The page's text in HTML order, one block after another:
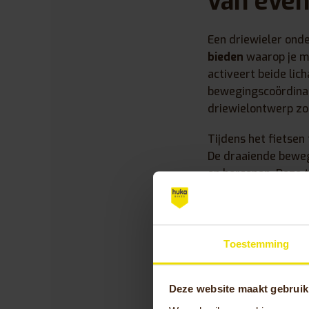
Toestemming
Deze website maakt
Een driewieler
bieden waarop je
activeert beide
driewielontwerp
Tijdens het fietsen
De draaiende
en hersenen.
door ziekte of
Ook je
dagelijks leven. De